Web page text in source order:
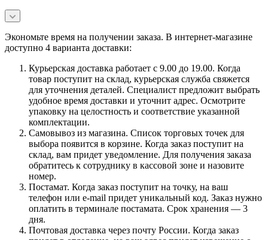
Экономьте время на получении заказа. В интернет-магазине
доступно 4 варианта доставки:
Курьерская доставка работает с 9.00 до 19.00. Когда
товар поступит на склад, курьерская служба свяжется
для уточнения деталей. Специалист предложит выбрать
удобное время доставки и уточнит адрес. Осмотрите
упаковку на целостность и соответствие указанной
комплектации.
Самовывоз из магазина. Список торговых точек для
выбора появится в корзине. Когда заказ поступит на
склад, вам придет уведомление. Для получения заказа
обратитесь к сотруднику в кассовой зоне и назовите
номер.
Постамат. Когда заказ поступит на точку, на ваш
телефон или e-mail придет уникальный код. Заказ нужно
оплатить в терминале постамата. Срок хранения — 3
дня.
Почтовая доставка через почту России. Когда заказ